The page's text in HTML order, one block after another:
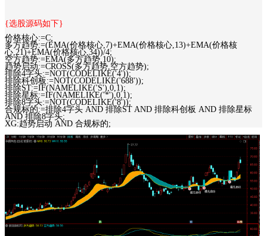
{选股源码如下}
价格核心:=C;
多方趋势:=(EMA(价格核心,7)+EMA(价格核心,13)+EMA(价格核
心,21)+EMA(价格核心,34))/4;
空方趋势:=EMA(多方趋势,10);
趋势启动:=CROSS(多方趋势,空方趋势);
排除4字头:=NOT(CODELIKE('4'));
排除科创板:=NOT(CODELIKE('688'));
排除ST:=IF(NAMELIKE('S'),0,1);
排除星标:=IF(NAMELIKE('*'),0,1);
排除8字头:=NOT(CODELIKE('8'));
合规标的:=排除4字头 AND 排除ST AND 排除科创板 AND 排除星标
AND 排除8字头;
XG:趋势启动 AND 合规标的;